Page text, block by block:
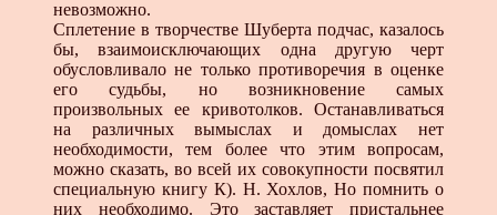
невозможно.
Сплетение в творчестве Шуберта подчас, казалось
бы, взаимоисключающих одна другую черт
обусловливало не только противоречия в оценке
его судьбы, но возникновение самых
произвольных ее кривотолков. Останавливаться
на различных вымыслах и домыслах нет
необходимости, тем более что этим вопросам,
можно сказать, во всей их совокупности посвятил
специальную книгу К). Н. Хохлов, Но помнить о
них необходимо. Это заставляет пристальнее